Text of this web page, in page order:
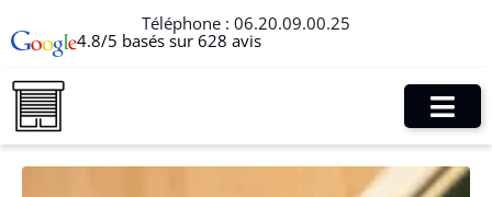
Téléphone : 06.20.09.00.25
4.8/5 basés sur 628 avis